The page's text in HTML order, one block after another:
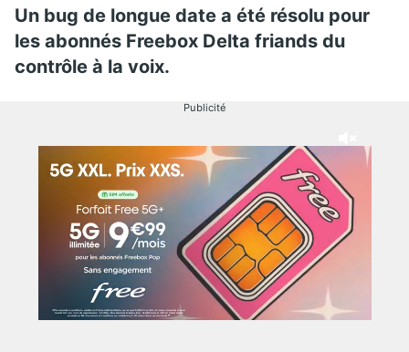
Un bug de longue date a été résolu pour
les abonnés Freebox Delta friands du
contrôle à la voix.
Publicité